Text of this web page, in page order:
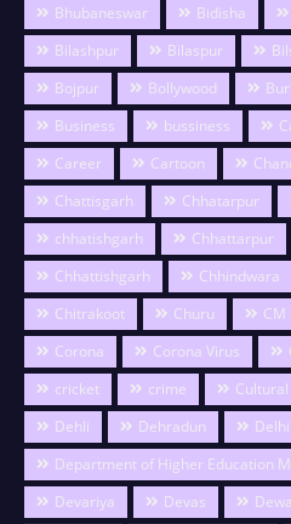
Bhubaneswar
Bidisha
Bilashpur
Bilaspur
Bojpur
Bollywood
Business
bussiness
Career
Cartoon
Chattisgarh
Chhatarpur
chhatishgarh
Chhattarpur
Chhattishgarh
Chhindwara
Chitrakoot
Churu
Corona
Corona Virus
cricket
crime Cultural
Dehli
Dehradun
Delhi
Department of Higher Education
Devariya
Devas